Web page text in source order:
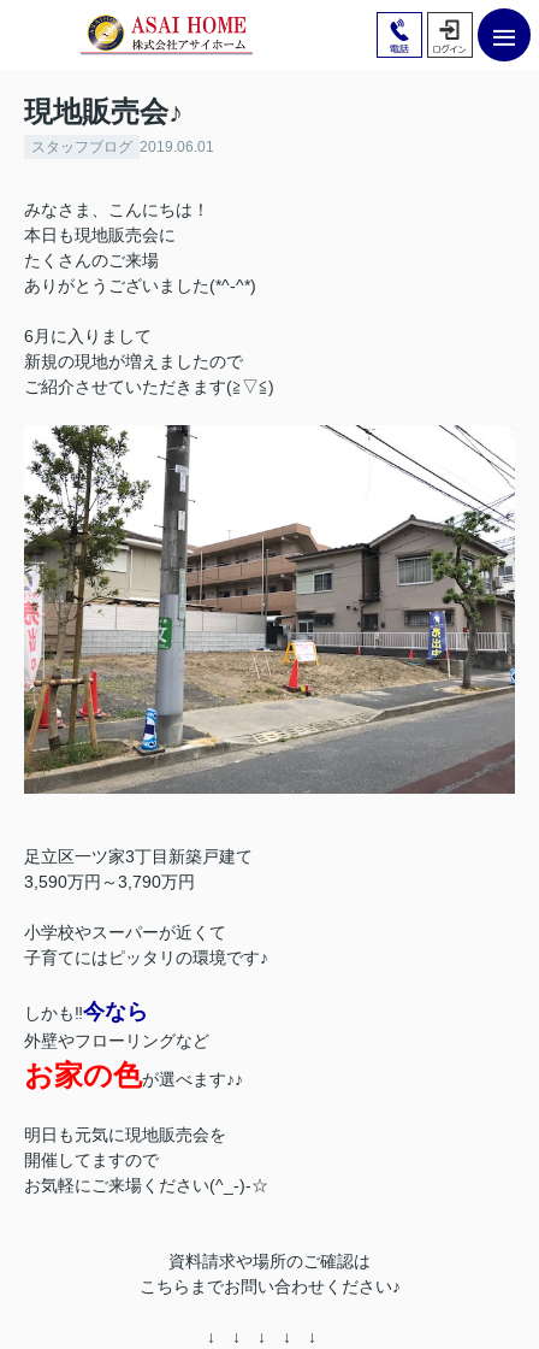
現地販売会♪
スタッフブログ 2019.06.01
みなさま、こんにちは！
本日も現地販売会に
たくさんのご来場
ありがとうございました(*^-^*)
6月に入りまして
新規の現地が増えましたので
ご紹介させていただきます(≧▽≦)
足立区一ツ家3丁目新築戸建て
3,590万円～3,790万円
小学校やスーパーが近くて
子育てにはピッタリの環境です♪
しかも‼今なら
外壁やフローリングなど
お家の色が選べます♪♪
明日も元気に現地販売会を
開催してますので
お気軽にご来場ください(^_-)-☆
資料請求や場所のご確認は
こちらまでお問い合わせください♪
↓ ↓ ↓ ↓ ↓